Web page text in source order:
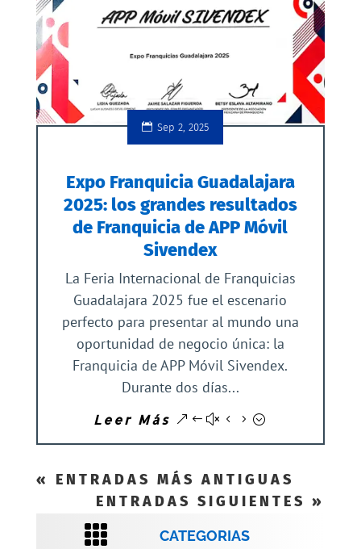
Sep 2, 2025
Expo Franquicia Guadalajara
2025: los grandes resultados
de Franquicia de APP Móvil
Sivendex
La Feria Internacional de Franquicias
Guadalajara 2025 fue el escenario
perfecto para presentar al mundo una
oportunidad de negocio única: la
Franquicia de APP Móvil Sivendex.
Durante dos días...
Leer Más
« ENTRADAS MÁS ANTIGUAS
ENTRADAS SIGUIENTES »
 CATEGORIAS